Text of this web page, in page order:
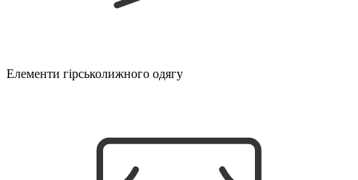
Елементи гірськолижного одягу